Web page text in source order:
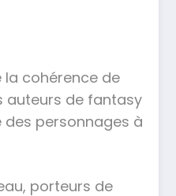
la cohérence de
auteurs de fantasy
personnages à
porteurs de